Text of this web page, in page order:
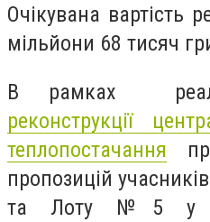
Очікувана вартість
мільйони 68 тисяч
В рамках
реконструкції
теплопостачання
пропозицій
та Лоту №5 у